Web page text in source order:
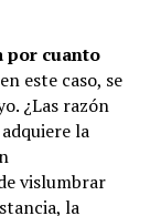
por cuanto
este caso, se
¿Las razón
la
vislumbrar
la